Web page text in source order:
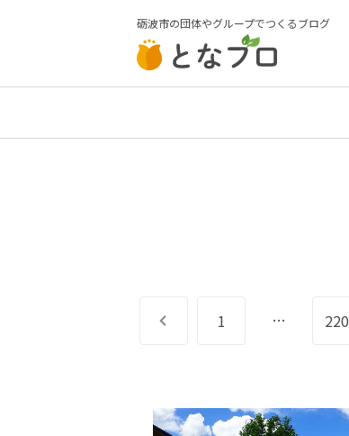
砺波市の団体やグループでつくるブログ
1 … 220